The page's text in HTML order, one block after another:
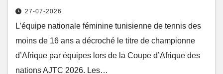
27-07-2026
L’équipe nationale féminine tunisienne de tennis des
moins de 16 ans a décroché le titre de championne
d’Afrique par équipes lors de la Coupe d’Afrique des
nations AJTC 2026. Les…